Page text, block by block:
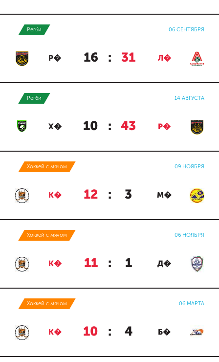
Регби 06 СЕНТЯБРЯ
Р� 16 : 31 Л�
Регби 14 АВГУСТА
Х� 10 : 43 Р�
Хоккей с мячом 09 НОЯБРЯ
К� 12 : 3 М�
Хоккей с мячом 06 НОЯБРЯ
К� 11 : 1 Д�
Хоккей с мячом 06 МАРТА
К� 10 : 4 Б�